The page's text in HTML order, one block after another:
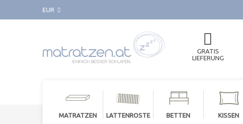
EUR
GRATIS
LIEFERUNG
MATRATZEN LATTENROSTE BETTEN KISSEN